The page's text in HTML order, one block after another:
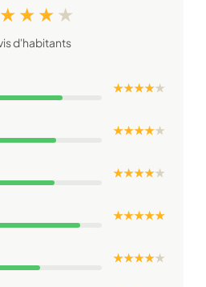
★ ★ ★
d'habitants
★ ★ ★ ★★
★ ★ ★ ★★
★ ★ ★ ★★
★ ★ ★ ★ ★
★ ★ ★ ★★